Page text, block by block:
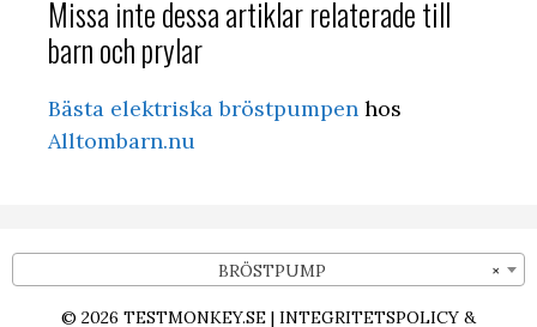
Missa inte dessa artiklar relaterade till
barn och prylar
Bästa elektriska bröstpumpen hos
Alltombarn.nu
×
BRÖSTPUMP
© 2026 TESTMONKEY.SE | INTEGRITETSPOLICY &